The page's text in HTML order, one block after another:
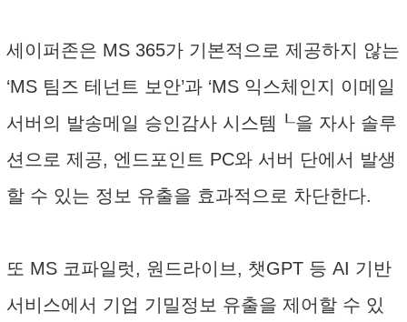
세이퍼존은 MS 365가 기본적으로 제공하지 않는
‘MS 팀즈 테넌트 보안’과 ‘MS 익스체인지 이메일
서버의 발송메일 승인감사 시스템┖을 자사 솔루
션으로 제공, 엔드포인트 PC와 서버 단에서 발생
할 수 있는 정보 유출을 효과적으로 차단한다.
또 MS 코파일럿, 원드라이브, 챗GPT 등 AI 기반
서비스에서 기업 기밀정보 유출을 제어할 수 있